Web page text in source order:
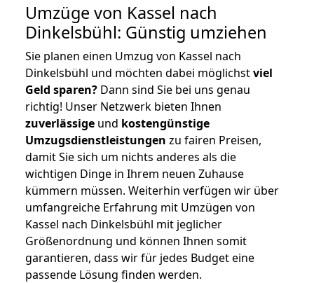
Umzüge von Kassel nach
Dinkelsbühl: Günstig umziehen
Sie planen einen Umzug von Kassel nach
Dinkelsbühl und möchten dabei möglichstviel
Geld sparen? Dann sind Sie bei uns genau
richtig! Unser Netzwerk bieten Ihnen
zuverlässige und kostengünstige
Umzugsdienstleistungen zu fairen Preisen,
damit Sie sich um nichts anderes als die
wichtigen Dinge in Ihrem neuen Zuhause
kümmern müssen. Weiterhin verfügen wir über
umfangreiche Erfahrung mit Umzügen von
Kassel nach Dinkelsbühl mit jeglicher
Größenordnung und können Ihnen somit
garantieren, dass wir für jedes Budget eine
passende Lösung finden werden.